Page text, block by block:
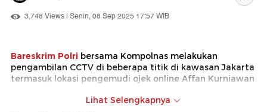
3,748 Views | Senin, 08 Sep 2025 17:57 WIB
Bareskrim Polri bersama Kompolnas melakukan
pengambilan CCTV di beberapa titik di kawasan Jakarta
termasuk lokasi pengemudi ojek online Affan Kurniawan
Lihat Selengkapnya